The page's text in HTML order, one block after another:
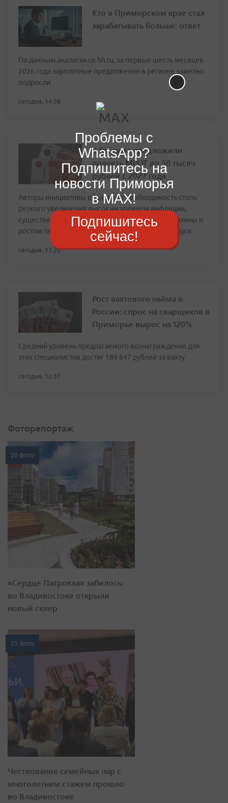
Кто в Приморском крае стал
зарабатывать больше: ответ
По данным аналитиков hh.ru, за первые шесть месяцев
2026 года зарплатные предложения в регионе заметно
подросли
сегодня, 14:26
В Госдуме предложили
поднять МРОТ до 50 тысяч
рублей с 2027 года
Авторы инициативы объясняют необходимость столь
резкого увеличения высоким уровнем инфляции,
существенным подорожанием продуктовой корзины и
ростом тарифов на жилищно-коммунальные услуги
сегодня, 13:26
Рост вахтового найма в
России: спрос на сварщиков в
Приморье вырос на 120%
Средний уровень предлагаемого вознаграждения для
этих специалистов достиг 189 847 рублей за вахту
сегодня, 12:37
Фоторепортаж
20 фото
«Сердце Патрокла» забилось:
во Владивостоке открыли
новый сквер
23 фото
Чествование семейных пар с
многолетним стажем прошло
во Владивостоке
Проблемы с
WhatsApp?
Подпишитесь на
новости Приморья
в MAX!
Подпишитесь
сейчас!